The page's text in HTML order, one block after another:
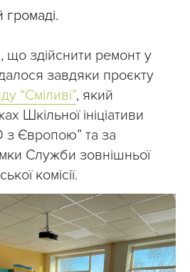
громаді.
здійснити ремонт у
завдяки проєкту
“Сміливі”, який
Шкільної ініціативи
з Європою” та за
Служби зовнішньої
комісії.